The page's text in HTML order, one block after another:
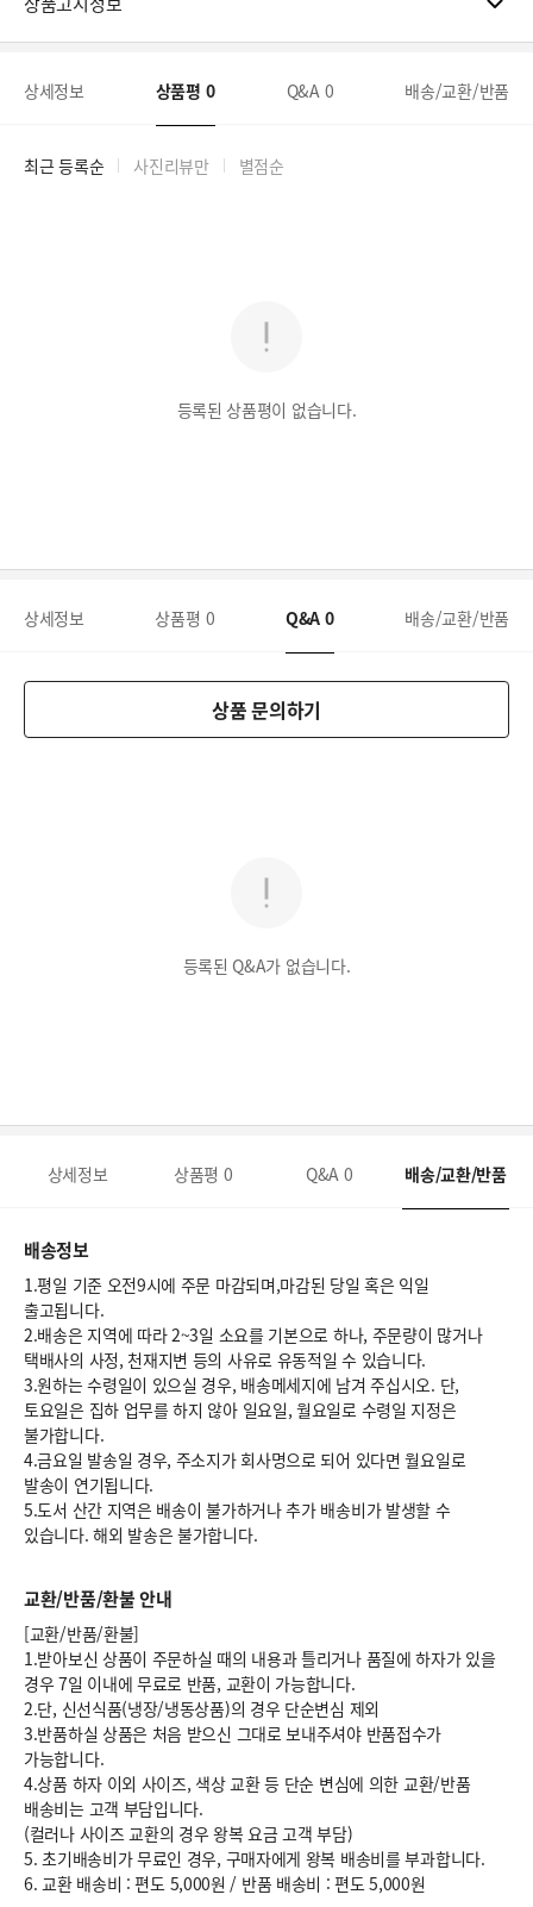
상세정보 상품평 0 Q&A 0 배송/교환/반품
최근 등록순 사진리뷰만 별점순
등록된 상품평이 없습니다.
상세정보 상품평 0 Q&A 0 배송/교환/반품
상품 문의하기
등록된 Q&A가 없습니다.
상세정보 상품평 0 Q&A 0 배송/교환/반품
배송정보
1.평일 기준 오전9시에 주문 마감되며,마감된 당일 혹은 익일
출고됩니다.
2.배송은 지역에 따라 2~3일 소요를 기본으로 하나, 주문량이 많거나
택배사의 사정, 천재지변 등의 사유로 유동적일 수 있습니다.
3.원하는 수령일이 있으실 경우, 배송메세지에 남겨 주십시오. 단,
토요일은 집하 업무를 하지 않아 일요일, 월요일로 수령일 지정은
불가합니다.
4.금요일 발송일 경우, 주소지가 회사명으로 되어 있다면 월요일로
발송이 연기됩니다.
5.도서 산간 지역은 배송이 불가하거나 추가 배송비가 발생할 수
있습니다. 해외 발송은 불가합니다.
교환/반품/환불 안내
[교환/반품/환불]
1.받아보신 상품이 주문하실 때의 내용과 틀리거나 품질에 하자가 있을
경우 7일 이내에 무료로 반품, 교환이 가능합니다.
2.단, 신선식품(냉장/냉동상품)의 경우 단순변심 제외
3.반품하실 상품은 처음 받으신 그대로 보내주셔야 반품접수가
가능합니다.
4.상품 하자 이외 사이즈, 색상 교환 등 단순 변심에 의한 교환/반품
배송비는 고객 부담입니다.
(컬러나 사이즈 교환의 경우 왕복 요금 고객 부담)
5. 초기배송비가 무료인 경우, 구매자에게 왕복 배송비를 부과합니다.
6.교환 배송비 : 편도 5,000원 / 반품 배송비 : 편도 5,000원